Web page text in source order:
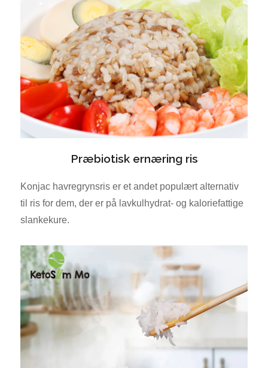
Præbiotisk ernæring ris
Konjac havregrynsris er et andet populært alternativ
til ris for dem, der er på lavkulhydrat- og kaloriefattige
slankekure.